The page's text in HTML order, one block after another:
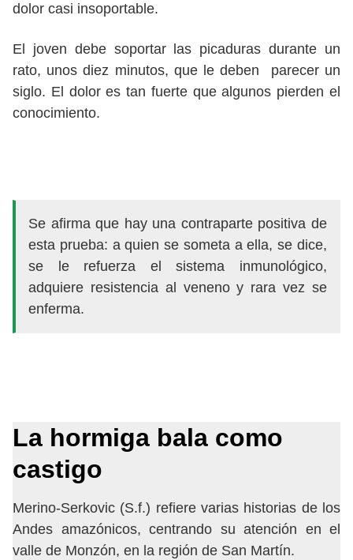
dolor casi insoportable.
El joven debe soportar las picaduras durante un
rato, unos diez minutos, que le deben parecer un
siglo. El dolor es tan fuerte que algunos pierden el
conocimiento.
Se afirma que hay una contraparte positiva de
esta prueba: a quien se someta a ella, se dice,
se le refuerza el sistema inmunológico,
adquiere resistencia al veneno y rara vez se
enferma.
La hormiga bala como
castigo
Merino-Serkovic (S.f.) refiere varias historias de los
Andes amazónicos, centrando su atención en el
valle de Monzón, en la región de San Martín.